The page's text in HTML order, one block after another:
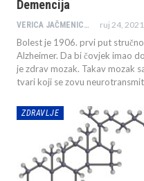
Demencija
VERICA JAČMENICA JAZBEC ruj 24, 2021
Bolest je 1906. prvi put
Alzheimer. Da bi čovjek imao
je zdrav mozak. Takav mozak
tvari koji se zovu
ZDRAVLJE